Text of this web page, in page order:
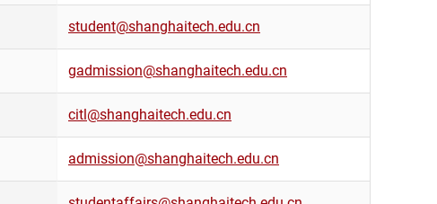
student@shanghaitech.edu.cn
gadmission@shanghaitech.edu.cn
citl@shanghaitech.edu.cn
admission@shanghaitech.edu.cn